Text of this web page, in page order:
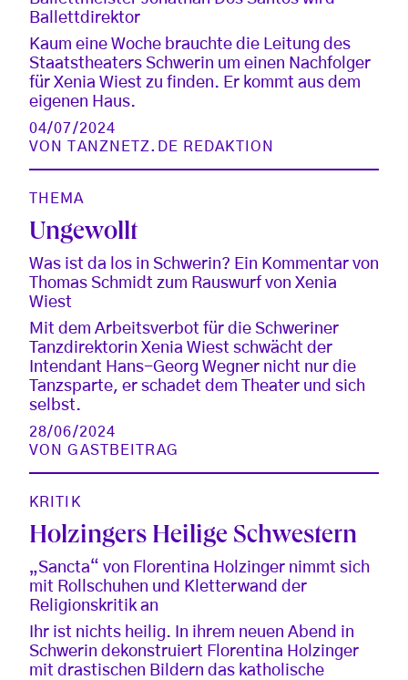
Ballettdirektor
Kaum eine Woche brauchte die Leitung des
Staatstheaters Schwerin um einen Nachfolger
für Xenia Wiest zu finden. Er kommt aus dem
eigenen Haus.
04/07/2024
VON
TANZNETZ.DE REDAKTION
THEMA
Ungewollt
Was ist da los in Schwerin? Ein Kommentar von
Thomas Schmidt zum Rauswurf von Xenia
Wiest
Mit dem Arbeitsverbot für die Schweriner
Tanzdirektorin Xenia Wiest schwächt der
Intendant Hans-Georg Wegner nicht nur die
Tanzsparte, er schadet dem Theater und sich
selbst.
28/06/2024
VONGASTBEITRAG
KRITIK
Holzingers Heilige Schwestern
„Sancta“ von Florentina Holzinger nimmt sich
mit Rollschuhen und Kletterwand der
Religionskritik an
Ihr ist nichts heilig. In ihrem neuen Abend in
Schwerin dekonstruiert Florentina Holzinger
mit drastischen Bildern das katholische